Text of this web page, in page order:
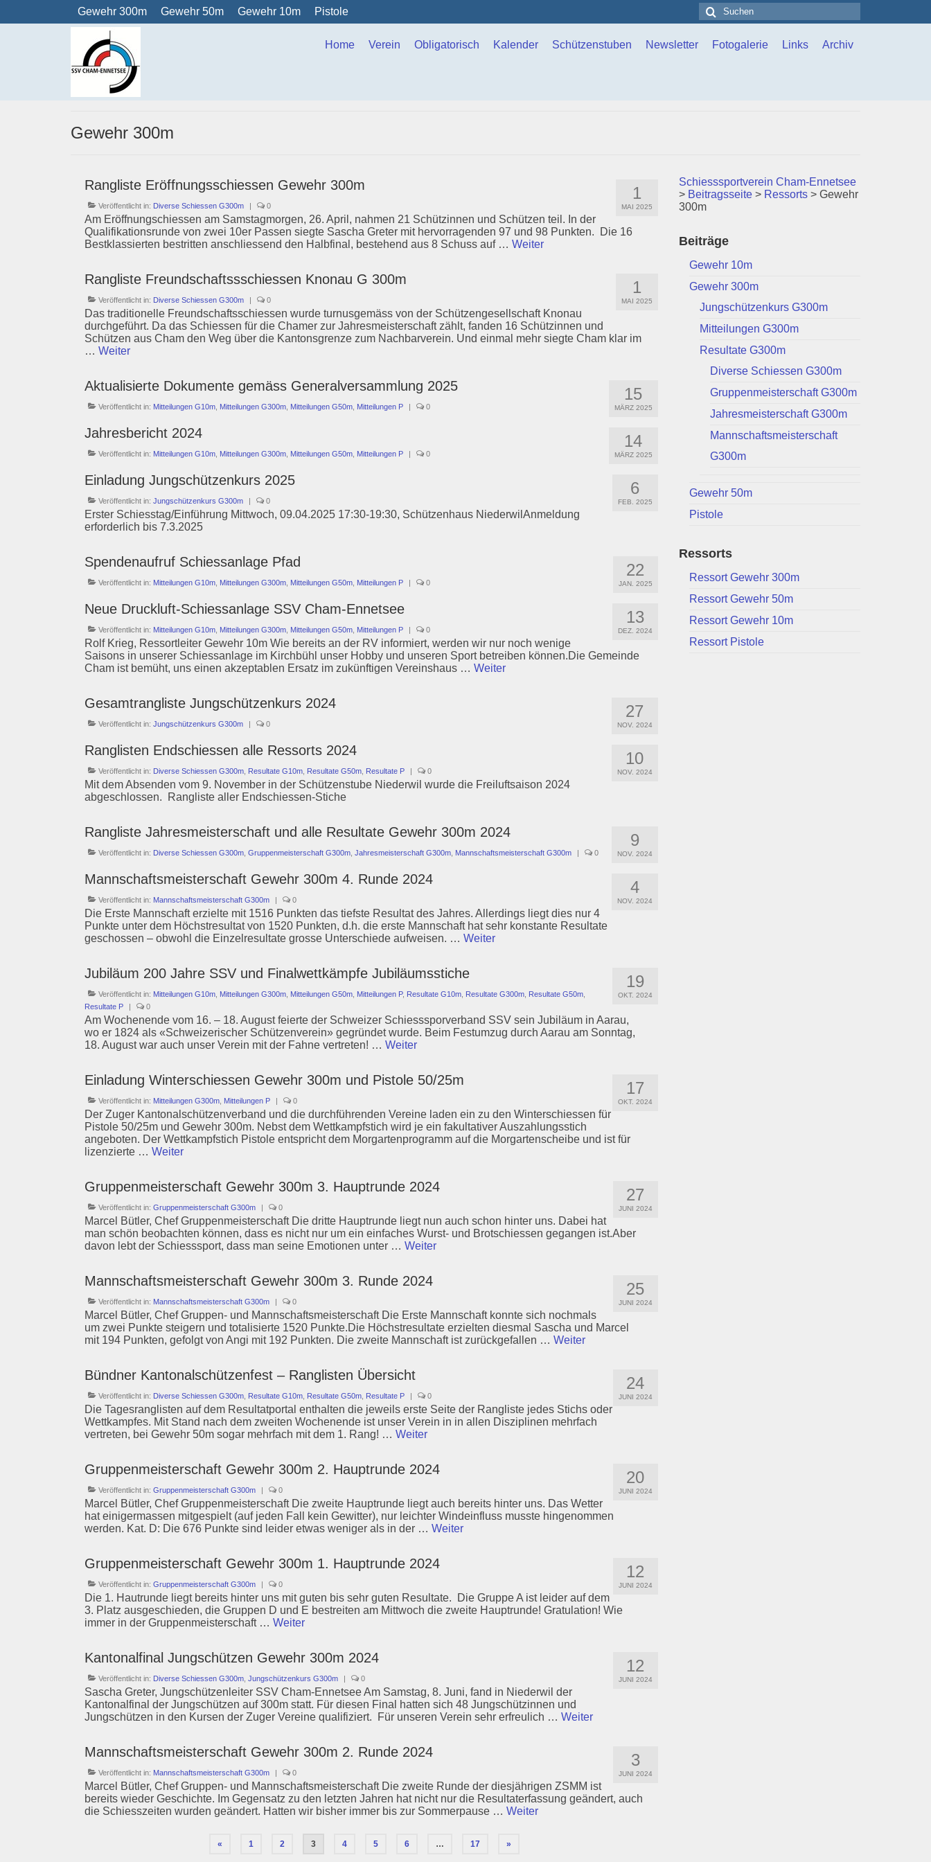
Gewehr 300m Gewehr 50m Gewehr 10m Pistole
Suchen
nach:
Home Verein Obligatorisch Kalender Schützenstuben Newsletter Fotogalerie Links Archiv
Gewehr 300m
1
MAI 2025
Rangliste Eröffnungsschiessen Gewehr 300m
Veröffentlicht in: Diverse Schiessen G300m | 0
Am Eröffnungschiessen am Samstagmorgen, 26. April, nahmen 21 Schützinnen und Schützen teil. In der
Qualifikationsrunde von zwei 10er Passen siegte Sascha Greter mit hervorragenden 97 und 98 Punkten. Die 16
Bestklassierten bestritten anschliessend den Halbfinal, bestehend aus 8 Schuss auf … Weiter
1
MAI 2025
Rangliste Freundschaftssschiessen Knonau G 300m
Veröffentlicht in: Diverse Schiessen G300m | 0
Das traditionelle Freundschaftsschiessen wurde turnusgemäss von der Schützengesellschaft Knonau
durchgeführt. Da das Schiessen für die Chamer zur Jahresmeisterschaft zählt, fanden 16 Schützinnen und
Schützen aus Cham den Weg über die Kantonsgrenze zum Nachbarverein. Und einmal mehr siegte Cham klar im
… Weiter
15
MÄRZ 2025
Aktualisierte Dokumente gemäss Generalversammlung 2025
Veröffentlicht in: Mitteilungen G10m Mitteilungen G300m Mitteilungen G50m Mitteilungen P | 0
14
MÄRZ 2025
Jahresbericht 2024
Veröffentlicht in: Mitteilungen G10m Mitteilungen G300m Mitteilungen G50m Mitteilungen P | 0
6
FEB. 2025
Einladung Jungschützenkurs 2025
Veröffentlicht in: Jungschützenkurs G300m | 0
Erster Schiesstag/Einführung Mittwoch, 09.04.2025 17:30-19:30, Schützenhaus NiederwilAnmeldung
erforderlich bis 7.3.2025
22
JAN. 2025
Spendenaufruf Schiessanlage Pfad
Veröffentlicht in: Mitteilungen G10m Mitteilungen G300m Mitteilungen G50m Mitteilungen P | 0
13
DEZ. 2024
Neue Druckluft-Schiessanlage SSV Cham-Ennetsee
Veröffentlicht in: Mitteilungen G10m Mitteilungen G300m Mitteilungen G50m Mitteilungen P | 0
Rolf Krieg, Ressortleiter Gewehr 10m Wie bereits an der RV informiert, werden wir nur noch wenige
Saisons in unserer Schiessanlage im Kirchbühl unser Hobby und unseren Sport betreiben können.Die Gemeinde
Cham ist bemüht, uns einen akzeptablen Ersatz im zukünftigen Vereinshaus … Weiter
27
NOV. 2024
Gesamtrangliste Jungschützenkurs 2024
Veröffentlicht in: Jungschützenkurs G300m | 0
10
NOV. 2024
Ranglisten Endschiessen alle Ressorts 2024
Veröffentlicht in: Diverse Schiessen G300m Resultate G10m Resultate G50m Resultate P | 0
Mit dem Absenden vom 9. November in der Schützenstube Niederwil wurde die Freiluftsaison 2024
abgeschlossen. Rangliste aller Endschiessen-Stiche
9
NOV. 2024
Rangliste Jahresmeisterschaft und alle Resultate Gewehr 300m 2024
Veröffentlicht in: Diverse Schiessen G300m Gruppenmeisterschaft G300m Jahresmeisterschaft G300m Mannschaftsmeisterschaft G300m | 0
4
NOV. 2024
Mannschaftsmeisterschaft Gewehr 300m 4. Runde 2024
Veröffentlicht in: Mannschaftsmeisterschaft G300m | 0
Die Erste Mannschaft erzielte mit 1516 Punkten das tiefste Resultat des Jahres. Allerdings liegt dies nur 4
Punkte unter dem Höchstresultat von 1520 Punkten, d.h. die erste Mannschaft hat sehr konstante Resultate
geschossen – obwohl die Einzelresultate grosse Unterschiede aufweisen. … Weiter
19
OKT. 2024
Jubiläum 200 Jahre SSV und Finalwettkämpfe Jubiläumsstiche
Veröffentlicht in: Mitteilungen G10m Mitteilungen G300m Mitteilungen G50m Mitteilungen P, Resultate G10m Resultate G300m Resultate G50m
Resultate P
| 0
Am Wochenende vom 16. – 18. August feierte der Schweizer Schiesssporverband SSV sein Jubiläum in Aarau,
wo er 1824 als «Schweizerischer Schützenverein» gegründet wurde. Beim Festumzug durch Aarau am Sonntag,
18. August war auch unser Verein mit der Fahne vertreten! … Weiter
17
OKT. 2024
Einladung Winterschiessen Gewehr 300m und Pistole 50/25m
Veröffentlicht in: Mitteilungen G300m Mitteilungen P | 0
Der Zuger Kantonalschützenverband und die durchführenden Vereine laden ein zu den Winterschiessen für
Pistole 50/25m und Gewehr 300m. Nebst dem Wettkampfstich wird je ein fakultativer Auszahlungsstich
angeboten. Der Wettkampfstich Pistole entspricht dem Morgartenprogramm auf die Morgartenscheibe und ist für
lizenzierte … Weiter
27
JUNI 2024
Gruppenmeisterschaft Gewehr 300m 3. Hauptrunde 2024
Veröffentlicht in: Gruppenmeisterschaft G300m | 0
Marcel Bütler, Chef Gruppenmeisterschaft Die dritte Hauptrunde liegt nun auch schon hinter uns. Dabei hat
man schön beobachten können, dass es nicht nur um ein einfaches Wurst- und Brotschiessen gegangen ist.Aber
davon lebt der Schiesssport, dass man seine Emotionen unter … Weiter
25
JUNI 2024
Mannschaftsmeisterschaft Gewehr 300m 3. Runde 2024
Veröffentlicht in: Mannschaftsmeisterschaft G300m | 0
Marcel Bütler, Chef Gruppen- und Mannschaftsmeisterschaft Die Erste Mannschaft konnte sich nochmals
um zwei Punkte steigern und totalisierte 1520 Punkte.Die Höchstresultate erzielten diesmal Sascha und Marcel
mit 194 Punkten, gefolgt von Angi mit 192 Punkten. Die zweite Mannschaft ist zurückgefallen … Weiter
24
JUNI 2024
Bündner Kantonalschützenfest – Ranglisten Übersicht
Veröffentlicht in: Diverse Schiessen G300m Resultate G10m Resultate G50m Resultate P | 0
Die Tagesranglisten auf dem Resultatportal enthalten die jeweils erste Seite der Rangliste jedes Stichs oder
Wettkampfes. Mit Stand nach dem zweiten Wochenende ist unser Verein in in allen Disziplinen mehrfach
vertreten, bei Gewehr 50m sogar mehrfach mit dem 1. Rang! … Weiter
20
JUNI 2024
Gruppenmeisterschaft Gewehr 300m 2. Hauptrunde 2024
Veröffentlicht in: Gruppenmeisterschaft G300m | 0
Marcel Bütler, Chef Gruppenmeisterschaft Die zweite Hauptrunde liegt auch bereits hinter uns. Das Wetter
hat einigermassen mitgespielt (auf jeden Fall kein Gewitter), nur leichter Windeinfluss musste hingenommen
werden. Kat. D: Die 676 Punkte sind leider etwas weniger als in der … Weiter
12
JUNI 2024
Gruppenmeisterschaft Gewehr 300m 1. Hauptrunde 2024
Veröffentlicht in: Gruppenmeisterschaft G300m | 0
Die 1. Hautrunde liegt bereits hinter uns mit guten bis sehr guten Resultate. Die Gruppe A ist leider auf dem
3. Platz ausgeschieden, die Gruppen D und E bestreiten am Mittwoch die zweite Hauptrunde! Gratulation! Wie
immer in der Gruppenmeisterschaft … Weiter
12
JUNI 2024
Kantonalfinal Jungschützen Gewehr 300m 2024
Veröffentlicht in: Diverse Schiessen G300m Jungschützenkurs G300m | 0
Sascha Greter, Jungschützenleiter SSV Cham-Ennetsee Am Samstag, 8. Juni, fand in Niederwil der
Kantonalfinal der Jungschützen auf 300m statt. Für diesen Final hatten sich 48 Jungschützinnen und
Jungschützen in den Kursen der Zuger Vereine qualifiziert. Für unseren Verein sehr erfreulich … Weiter
3
JUNI 2024
Mannschaftsmeisterschaft Gewehr 300m 2. Runde 2024
Veröffentlicht in: Mannschaftsmeisterschaft G300m | 0
Marcel Bütler, Chef Gruppen- und Mannschaftsmeisterschaft Die zweite Runde der diesjährigen ZSMM ist
bereits wieder Geschichte. Im Gegensatz zu den letzten Jahren hat nicht nur die Resultaterfassung geändert, auch
die Schiesszeiten wurden geändert. Hatten wir bisher immer bis zur Sommerpause … Weiter
« 1 2 3 4 5 6 … 17 »
Schiesssportverein Cham-Ennetsee
> Beitragsseite> Ressorts> Gewehr
300m
Beiträge
Gewehr 10m
Gewehr 300m
Jungschützenkurs G300m
Mitteilungen G300m
Resultate G300m
Diverse Schiessen G300m
Gruppenmeisterschaft G300m
Jahresmeisterschaft G300m
Mannschaftsmeisterschaft
G300m
Gewehr 50m
Pistole
Ressorts
Ressort Gewehr 300m
Ressort Gewehr 50m
Ressort Gewehr 10m
Ressort Pistole